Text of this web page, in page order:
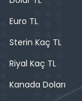
Euro TL
Sterin Kaç TL
Riyal Kaç TL
Kanada Doları